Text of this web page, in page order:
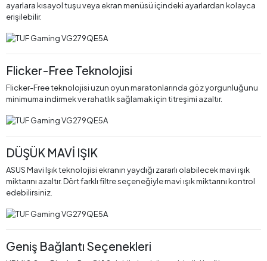
ayarlara kısayol tuşu veya ekran menüsü içindeki ayarlardan kolayca
erişilebilir.
Flicker-Free Teknolojisi
Flicker-Free teknolojisi uzun oyun maratonlarında göz yorgunluğunu
minimuma indirmek ve rahatlık sağlamak için titreşimi azaltır.
DÜŞÜK MAVİ IŞIK
ASUS Mavi Işık teknolojisi ekranın yaydığı zararlı olabilecek mavi ışık
miktarını azaltır. Dört farklı filtre seçeneğiyle mavi ışık miktarını kontrol
edebilirsiniz.
Geniş Bağlantı Seçenekleri